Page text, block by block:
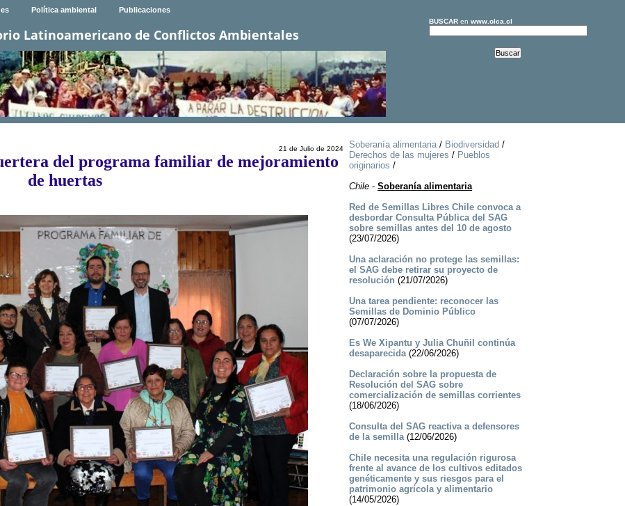
Política ambiental Publicaciones
Latinoamericano de Conflictos Ambientales
BUSCARen www.olca.cl
21 de Julio de 2024
del programa familiar de mejoramiento
de huertas
Soberanía alimentaria/ Biodiversidad /
Derechos de las mujeres / Pueblos
originarios /
Chile- Soberanía alimentaria
Red de Semillas Libres Chile convoca a
desbordar Consulta Pública del SAG
sobre semillas antes del 10 de agosto
(23/07/2026)
Una aclaración no protege las semillas:
el SAG debe retirar su proyecto de
resolución (21/07/2026)
Una tarea pendiente: reconocer las
Semillas de Dominio Público
(07/07/2026)
Es We Xipantu y Julia Chuñil continúa
desaparecida(22/06/2026)
Declaración sobre la propuesta de
Resolución del SAG sobre
comercialización de semillas corrientes
(18/06/2026)
Consulta del SAG reactiva a defensores
de la semilla(12/06/2026)
Chile necesita una regulación rigurosa
frente al avance de los cultivos editados
genéticamente y sus riesgos para el
patrimonio agrícola y alimentario
(14/05/2026)